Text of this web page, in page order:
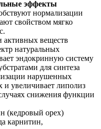
эффекты
нормализации
свойством мягко
активных веществ
натуральных
эндокринную систему
для синтеза
нарушенных
и увеличивает липолиз
снижения функции
(кедровый орех)
карнитин,